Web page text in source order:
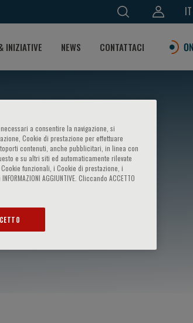
IT
INIZIATIVE NEWS CONTATTACI
a consentire la navigazione, si
Cookie di prestazione per effettuare
contenuti, anche pubblicitari, in linea con
e su altri siti ed automaticamente rilevate
funzionali, i Cookie di prestazione, i
AGGIUNTIVE. Cliccando ACCETTO